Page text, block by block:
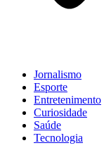
Jornalismo
Esporte
Entretenimento
Curiosidade
Saúde
Tecnologia